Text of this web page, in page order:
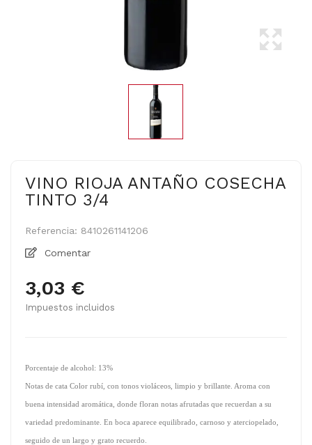
VINO RIOJA ANTAÑO COSECHA
TINTO 3/4
Referencia: 8410261141206
Comentar
3,03 €
Impuestos incluidos
Porcentaje de alcohol: 13%
Notas de cata Color rubí, con tonos violáceos, limpio y brillante. Aroma con
buena intensidad aromática, donde floran notas afrutadas que recuerdan a su
variedad predominante. En boca aparece equilibrado, carnoso y aterciopelado,
seguido de un largo y grato recuerdo.